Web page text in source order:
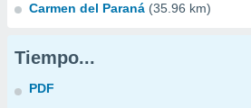
Carmen del Paraná (35.96 km)
Tiempo...
PDF